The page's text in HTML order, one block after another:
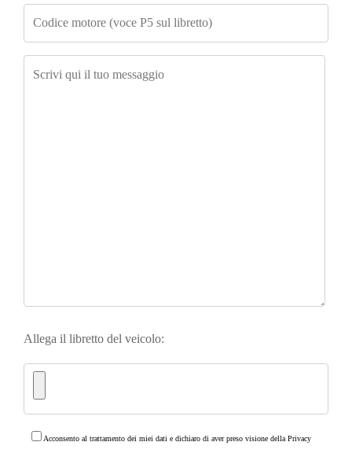
Allega il libretto del veicolo:
Acconsento al trattamento dei miei dati e dichiaro di aver preso visione dellaPrivacy